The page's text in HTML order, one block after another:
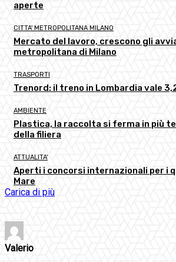
aperte
CITTA' METROPOLITANA MILANO
Mercato del lavoro, crescono gli
metropolitana di Milano
TRASPORTI
Trenord: il treno in Lombardia vale
AMBIENTE
Plastica, la raccolta si ferma in più
della filiera
ATTUALITA'
Aperti i concorsi internazionali per i
Mare
Carica di più
Valerio